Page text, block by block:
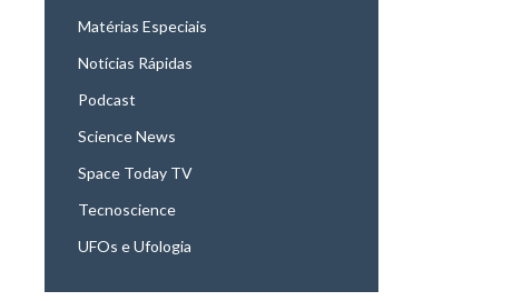
Matérias Especiais
Notícias Rápidas
Podcast
Science News
Space Today TV
Tecnoscience
UFOs e Ufologia